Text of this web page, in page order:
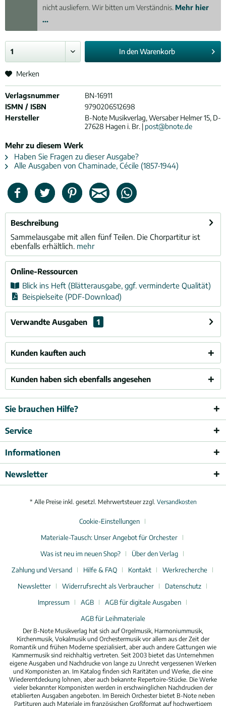
nicht ausliefern. Wir bitten um Verständnis. Mehr hier
...
In denWarenkorb
Merken
Verlagsnummer
BN-16911
ISMN / ISBN
9790206512698
Hersteller
B-Note Musikverlag, Wersaber Helmer 15, D-
27628 Hagen i. Br. | post@bnote.de
Mehr zu diesem Werk
Haben Sie Fragen zu dieser Ausgabe?
Alle Ausgaben von Chaminade, Cécile (1857-1944)
Beschreibung
Sammelausgabe mit allen fünf Teilen. Die Chorpartitur ist
ebenfalls erhältlich. mehr
Online-Ressourcen
Blick ins Heft (Blätterausgabe, ggf. verminderte Qualität)
Beispielseite (PDF-Download)
Verwandte Ausgaben 1
Kunden kauften auch
Kunden haben sich ebenfalls angesehen
Sie brauchen Hilfe?
Service
Informationen
Newsletter
* Alle Preise inkl. gesetzl. Mehrwertsteuer zzgl. Versandkosten
Cookie-Einstellungen
Materiale-Tausch: Unser Angebot für Orchester
Was ist neu im neuen Shop?
Über den Verlag
Zahlung und Versand
Hilfe & FAQ Kontakt
Werkrecherche
Newsletter
Widerrufsrecht als Verbraucher
Datenschutz
Impressum
AGB
AGB für digitale Ausgaben
AGB für Leihmateriale
Der B-Note Musikverlag hat sich auf Orgelmusik, Harmoniummusik,
Kirchenmusik, Vokalmusik und Orchestermusik vor allem aus der Zeit der
Romantik und frühen Moderne spezialisiert, aber auch andere Gattungen wie
Kammermusik sind reichhaltig vertreten. Seit 2003 bietet das Unternehmen
eigene Ausgaben und Nachdrucke von lange zu Unrecht vergessenen Werken
und Komponisten an. Im Katalog finden sich Raritäten und Werke, die eine
Wiederentdeckung lohnen, aber auch bekannte Repertoire-Stücke. Die Werke
vieler bekannter Komponisten werden in erschwinglichen Nachdrucken der
etablierten Ausgaben angeboten. Im Bereich Orchester bietet B-Note neben
Partituren auch Materiale im französischen Großformat auf hochwertigem